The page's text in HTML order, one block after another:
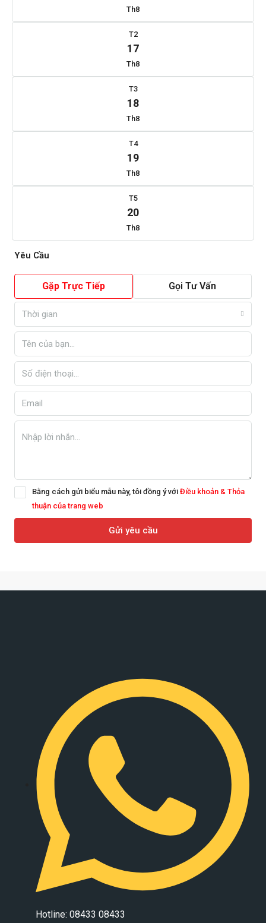
Th8
T2
17
Th8
T3
18
Th8
T4
19
Th8
T5
20
Th8
Yêu Cầu
Gặp Trực Tiếp Gọi Tư Vấn
Thời gian
Bằng cách gửi biểu mẫu này, tôi đồng ý với Điều khoản & Thỏa
thuận của trang web
Gửi yêu cầu
Hotline: 08433 08433